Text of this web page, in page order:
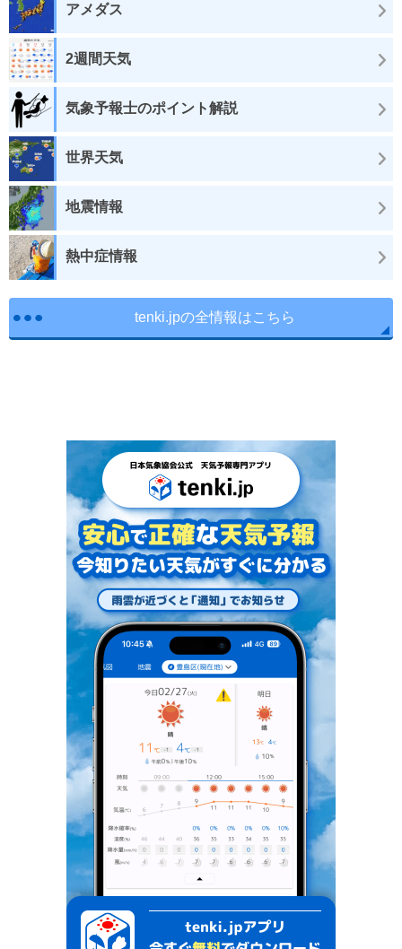
アメダス
2週間天気
気象予報士のポイント解説
世界天気
地震情報
熱中症情報
tenki.jpの全情報はこちら